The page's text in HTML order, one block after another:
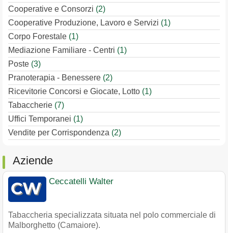
Cooperative e Consorzi (2)
Cooperative Produzione, Lavoro e Servizi (1)
Corpo Forestale (1)
Mediazione Familiare - Centri (1)
Poste (3)
Pranoterapia - Benessere (2)
Ricevitorie Concorsi e Giocate, Lotto (1)
Tabaccherie (7)
Uffici Temporanei (1)
Vendite per Corrispondenza (2)
Aziende
Ceccatelli Walter
Tabaccheria specializzata situata nel polo commerciale di
Malborghetto (Camaiore).